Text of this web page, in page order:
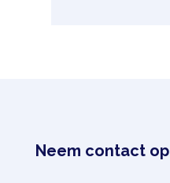
Neem contact op